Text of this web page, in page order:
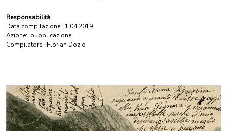
Responsabilità
Data compilazione: 1.04.2019
Azione: pubblicazione
Compilatore: Florian Dozio